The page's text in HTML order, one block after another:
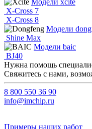
X-Cross 7
X-Cross 8
Модели
Shine Max
Модели baic
BJ40
Нужна помощь
Свяжитесь с нами,
8 800 550 36 90
info@imchip.ru
Примеры наших работ